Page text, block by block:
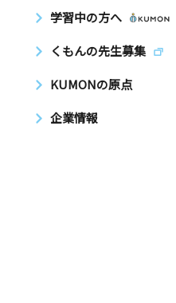
学習中の方へ
くもんの先生募集
KUMONの原点
企業情報